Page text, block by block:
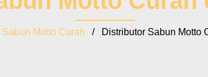
Sabun Motto Curah / Distributor Sabun Motto